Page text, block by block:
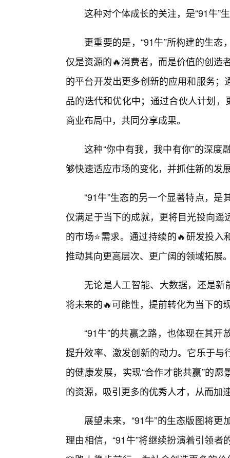
这种对个体成长的关注，是“91牛”
更重要的是，“91牛”所构建的生
仅是资源的🔥消费者，而是价值的创造
的平台开发出更多创新的应用和服务
品的迭代和优化中；通过合伙人计划，
商业布局中，共同分享成果。
这种“你中有我，我中有你”的深
够快速适应市场的变化，并抓住新的发
“91牛”生态的另一个显著特点，
仅满足于当下的成就，更将目光投向
的市场⭐需求。通过持续的🔥研发投入
推动其向更高层次、更广阔的领域拓展
无论是人工智能、大数据，还是新
将未来的🔥可能性，提前转化为当下的
“91牛”的共赢之路，也体现在其
提升效率、激发创新的动力。它乐于
的健康发展，实现“合作才能共赢”的
的资源，吸引更多的优秀人才，从而加
展望未来，“91牛”的生态版图将
理由相信，“91牛”将继续扮演着引领